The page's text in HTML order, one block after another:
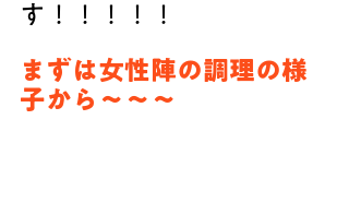
す！！！！！
まずは女性陣の調理の様
子から〜〜〜